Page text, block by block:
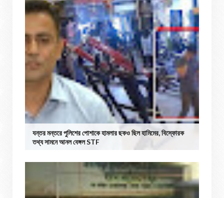
যন্তর মন্তরে পুলিশের পোশাকে হামলার ছকও ছিল হামিমের, বিস্ফোরক
তথ্য সামনে আনল বেঙ্গল STF